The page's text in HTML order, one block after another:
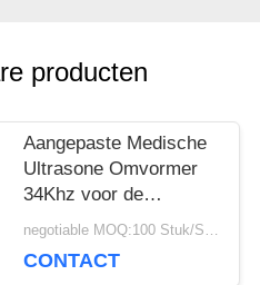
producten
Aangepaste Medische
Ultrasone Omvormer
34Khz voor de
Pulstellerstok van het negotiable MOQ:100 Stuk/Stukken
CONTACT